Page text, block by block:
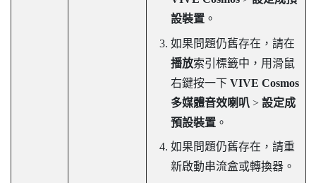
設裝置。
如果問題仍舊存在，請在
播放索引標籤中，用滑鼠
右鍵按一下 VIVE Cosmos
多媒體音效喇叭 > 設定成
預設裝置。
如果問題仍舊存在，請重
新啟動串流盒或轉換器。